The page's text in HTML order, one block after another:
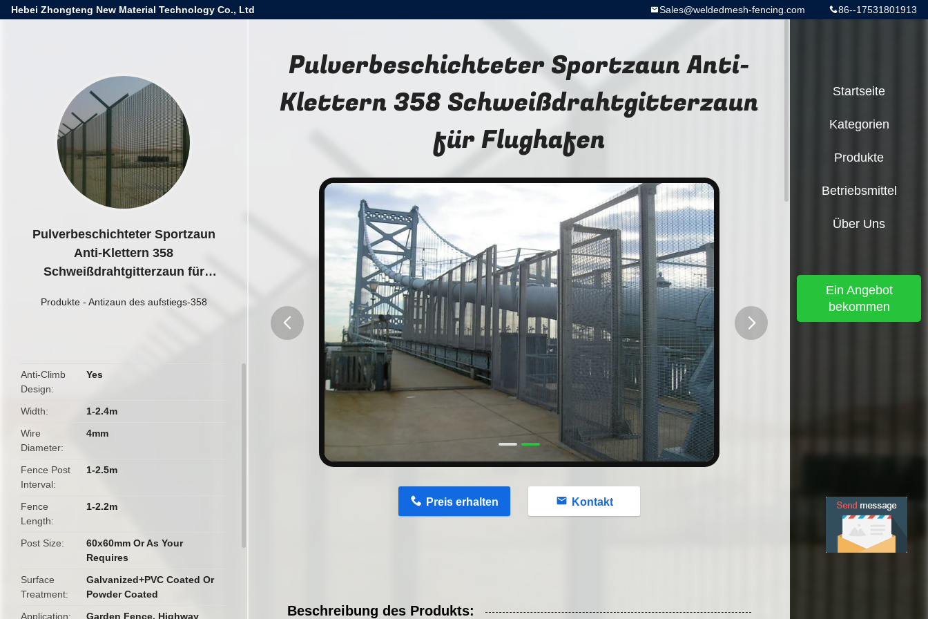
Hebei Zhongteng New Material Technology Co., Ltd 86--17531801913
Sales@weldedmesh-fencing.com
Pulverbeschichteter Sportzaun
Anti-Klettern 358
Schweißdrahtgitterzaun für
Produkte- Antizaun des aufstiegs-358
Anti-Climb
Design
Yes
Width
1-2.4m
Wire
Diameter
4mm
Fence Post
Interval
1-2.5m
Fence
Length
1-2.2m
Post Size
60x60mm Or As Your
Requires
Surface
Treatment
Galvanized+PVC Coated Or
Powder Coated
Application
Garden Fence, Highway
Pulverbeschichteter Sportzaun Anti-
Klettern 358 Schweißdrahtgitterzaun
für Flughafen
Preis erhalten Kontakt
Beschreibung des Produkts:
Startseite
Kategorien
Produkte
Betriebsmittel
Über Uns
Ein Angebot
bekommen